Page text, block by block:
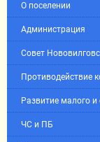
О поселении
Администрация
Совет
Противодействие
Развитие малого
ЧС и ПБ